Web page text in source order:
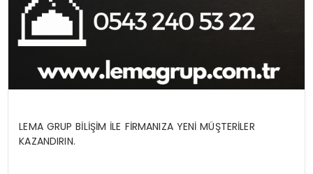
LEMA GRUP BİLİŞİM İLE FİRMANIZA YENİ MÜŞTERİLER
KAZANDIRIN.